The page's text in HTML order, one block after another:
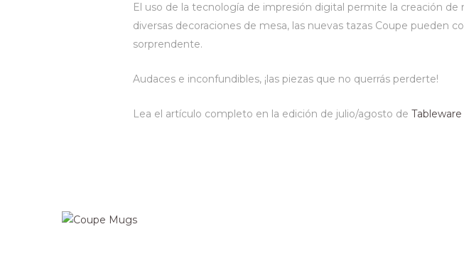
El uso de la tecnología de impresión digital permite la creación
diversas decoraciones de mesa, las nuevas tazas Coupe
sorprendente.
Audaces e inconfundibles, ¡las piezas que no querrás perderte!
Lea el artículo completo en la edición de julio/agosto de